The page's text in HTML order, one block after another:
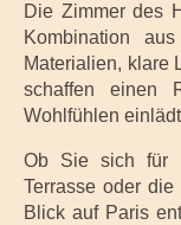
Die Zimmer des
Kombination
Materialien, klare
schaffen einen
Wohlfühlen
Ob Sie sich für
Terrasse oder die
Blick auf Paris